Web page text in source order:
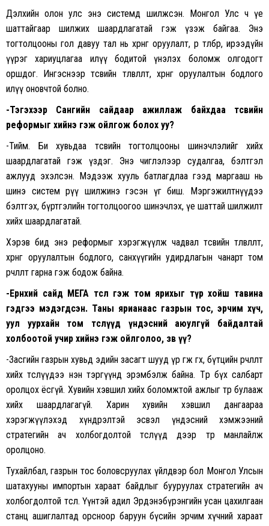
Дэлхийн олон улс энэ системд шилжсэн. Монгол Улс ч үе
шаттайгаар шилжих шаардлагатай гэж үзэж байгаа. Энэ
тогтолцооны гол давуу тал нь хөрөнгө оруулалт, өр төлбөр, ирээдүйн
үүрэг хариуцлагаа илүү бодитой үнэлэх боломж олгодогт
оршдог. Ингэснээр төсвийн төлөвлөлт, хөрөнгө оруулалтын бодлого
илүү оновчтой болно.
-Тэгэхээр Сангийн сайдаар ажиллаж байхдаа төсвийн
реформыг хийнэ гэж ойлгож болох уу?
-Тийм. Би хувьдаа төсвийн тогтолцооны шинэчлэлийг хийх
шаардлагатай гэж үздэг. Энэ чиглэлээр судалгаа, бэлтгэл
ажлууд эхэлсэн. Мэдээж хууль батлагдлаа гээд маргааш нь
шинэ систем рүү шилжинэ гэсэн үг биш. Мэргэжилтнүүдээ
бэлтгэх, бүртгэлийн тогтолцоогоо шинэчлэх, үе шаттай шилжилт
хийх шаардлагатай.
Хэрэв бид энэ реформыг хэрэгжүүлж чадвал төсвийн төлөвлөлт,
хөрөнгө оруулалтын бодлого, санхүүгийн удирдлагын чанарт том
өөрчлөлт гарна гэж бодож байна.
-Ерөнхий сайд МЕГА төсөл гэж том ярихыг түр хойш тавина
гэдгээ мэдэгдсэн. Таны ярианаас газрын тос, эрчим хүч,
уул уурхайн том төслүүд үндэсний аюулгүй байдалтай
холбоотой учир хийнэ гэж ойлголоо, зөв үү?
-Засгийн газрын хувьд эдийн засагт шууд үр өгөөж өгөх, бүтцийн өөрчлөлт
хийх төслүүдээ нэн тэргүүнд эрэмбэлж байна. Төр бүх салбарт
оролцох ёсгүй. Хувийн хэвшил хийх боломжтой ажлыг төр булааж
хийх шаардлагагүй. Харин хувийн хэвшил дангаараа
хэрэгжүүлэхэд хүндрэлтэй эсвэл үндэсний хэмжээний
стратегийн ач холбогдолтой төслүүд дээр төр манлайлж
оролцоно.
Тухайлбал, газрын тос боловсруулах үйлдвэр бол Монгол Улсын
шатахууны импортын хараат байдлыг бууруулах стратегийн ач
холбогдолтой төсөл. Үүнтэй адил Эрдэнэбүрэнгийн усан цахилгаан
станц ашиглалтад орсноор баруун бүсийн эрчим хүчний хараат